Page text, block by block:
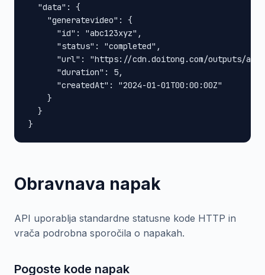
  "data": {
    "generatevideo": {
      "id": "abc123xyz",
      "status": "completed",
"url": "https://cdn.doitong.com/outputs/
      "duration": 5,
      "createdAt": "2024-01-01T00:00:00Z"
    }
  }
}
Obravnava napak
API uporablja standardne statusne kode HTTP in
vrača podrobna sporočila o napakah.
Pogoste kode napak